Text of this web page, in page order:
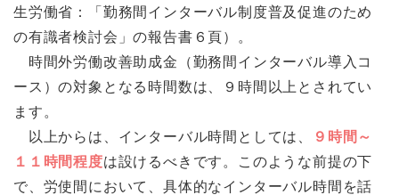
生労働省：「勤務間インターバル制度普及促進のため
の有識者検討会」の報告書６頁）。
時間外労働改善助成金（勤務間インターバル導入コ
ース）の対象となる時間数は、９時間以上とされてい
ます。
以上からは、インターバル時間としては、
９時間～
１１時間程度は設けるべきです。このような前提の下
で、労使間において、具体的なインターバル時間を話